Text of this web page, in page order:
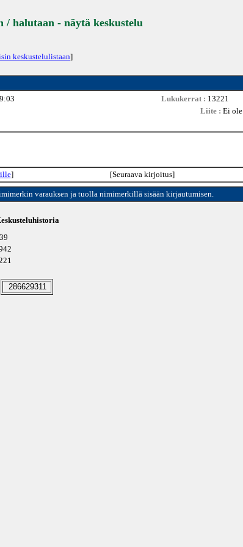
/ halutaan - näytä keskustelu
keskustelulistaan]
Lukukerrat : 13221
Liite : Ei ole
] [Seuraava kirjoitus]
varauksen ja tuolla nimimerkillä sisään kirjautumisen.
286629311